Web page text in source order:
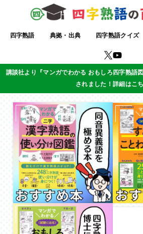
四字熟語 典拠・出典 四字熟語クイズ
講談社より『マンガでわかる おもしろ四字熟語
されました！詳細はこ